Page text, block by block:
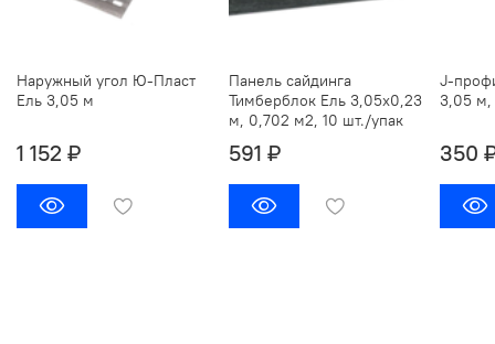
Наружный угол Ю-Пласт
Ель 3,05 м
1 152 ₽
Панель сайдинга
Тимберблок Ель 3,05х0,23
м, 0,702 м2, 10 шт./упак
591 ₽
J-
3,05 м,
350